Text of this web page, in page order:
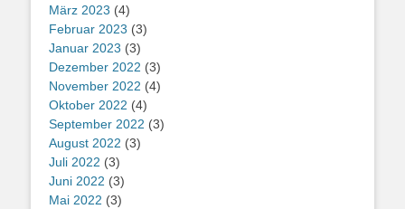
März 2023 (4)
Februar 2023 (3)
Januar 2023 (3)
Dezember 2022 (3)
November 2022 (4)
Oktober 2022 (4)
September 2022 (3)
August 2022 (3)
Juli 2022 (3)
Juni 2022 (3)
Mai 2022 (3)